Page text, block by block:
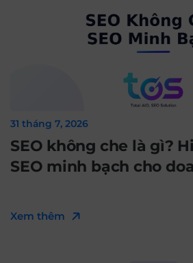
31 tháng 7, 2026
SEO không che là gì?
SEO minh bạch cho
Xem thêm